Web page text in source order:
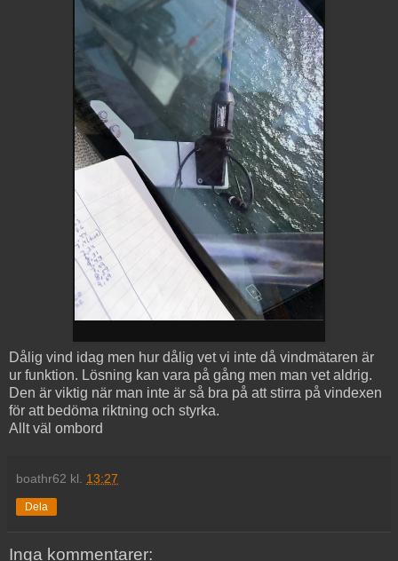
Dålig vind idag men hur dålig vet vi inte då vindmätaren är
ur funktion. Lösning kan vara på gång men man vet aldrig.
Den är viktig när man inte är så bra på att stirra på vindexen
för att bedöma riktning och styrka.
Allt väl ombord
boathr62 kl. 13:27
Dela
Inga kommentarer: